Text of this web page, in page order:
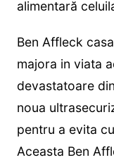
alimentară
Ben Affleck
majora in viata
devastatoare
noua
pentru a evita
Aceasta Ben